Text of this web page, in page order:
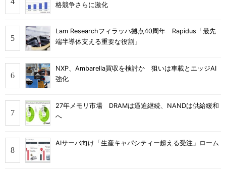
格競争さらに激化
Lam Researchフィラッハ拠点40周年 Rapidus「最先
端半導体支える重要な役割」
NXP、Ambarella買収を検討か 狙いは車載とエッジAI
強化
27年メモリ市場 DRAMは逼迫継続、NANDは供給緩和
へ
AIサーバ向け「生産キャパシティー超える受注」ローム